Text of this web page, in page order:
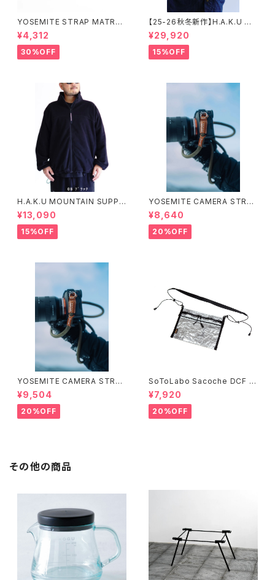
YOSEMITE STRAP MATRY
OSHKA CASE 【 M 】ヨセミテ
ストラップ マトリョーシカ ケース
¥4,312
30%OFF
【25-26秋冬新作】H.A.K.U M
OUNTAIN SUPPLY HKT719
ハンティングカバーオール ハク
マウンテンサプライ
¥29,920
15%OFF
H.A.K.U MOUNTAIN SUPPL
Y HKT725 ヘビーフリースジャ
ケット
¥13,090
15%OFF
YOSEMITE CAMERA STRAP
ヨセミテ カメラストラップ ( 111c
m ／ 126cm) ②
¥8,640
20%OFF
YOSEMITE CAMERA STRAP
ヨセミテ カメラストラップ ( 111c
m ／ 126cm) ①
¥9,504
20%OFF
SoToLabo Sacoche DCF /
ソトラボ サコッシュ DCF
¥7,920
20%OFF
その他の商品